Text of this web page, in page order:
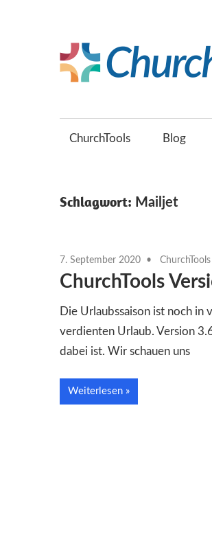
springen
ChurchTools Blog
Schlagwort: Mailjet
7. September 2020 ChurchTools
ChurchTools
Die Urlaubssaison ist noch in
verdienten Urlaub. Version
dabei ist. Wir schauen uns
Weiterlesen